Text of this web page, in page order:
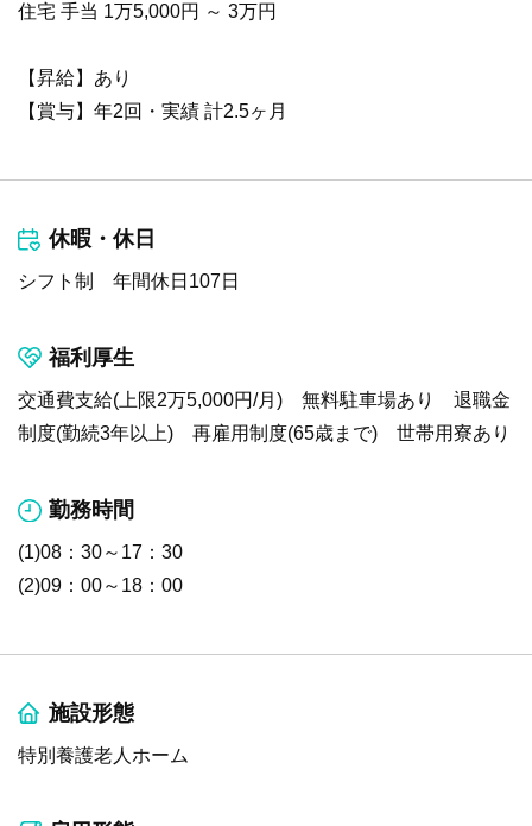
住宅 手当 1万5,000円 ～ 3万円
【昇給】あり
【賞与】年2回・実績 計2.5ヶ月
休暇・休日
シフト制 年間休日107日
福利厚生
交通費支給(上限2万5,000円/月) 無料駐車場あり 退職金
制度(勤続3年以上) 再雇用制度(65歳まで) 世帯用寮あり
勤務時間
(1)08：30～17：30
(2)09：00～18：00
施設形態
特別養護老人ホーム